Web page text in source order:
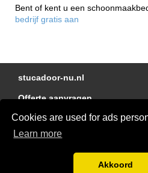
Cookies are used for ads
Learn more
Akkoord
Bent of kent u een
bedrijf gratis aan
stucadoor-nu.nl
Offerte aanvragen
Linkjes
Kennisbank